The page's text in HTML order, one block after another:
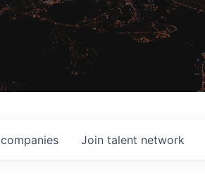
companies Join talent network